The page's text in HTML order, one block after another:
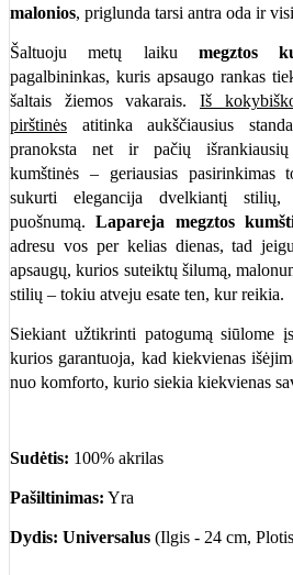
malonios, priglunda tarsi antra oda ir
Šaltuoju metų laiku megztos
pagalbininkas, kuris apsaugo rankas
šaltais žiemos vakarais. Iš
pirštinės atitinka aukščiausius
pranoksta net ir pačių išrankiausių
kumštinės – geriausias pasirinkimas
sukurti elegancija dvelkiantį
puošnumą.Lapareja megztos
adresu vos per kelias dienas, tad
apsaugų, kurios suteiktų šilumą,
stilių – tokiu atveju esate ten, kur reikia.
Siekiant užtikrinti patogumą siūlome
kurios garantuoja, kad kiekvienas
nuo komforto, kurio siekia kiekvienas
Sudėtis: 100% akrilas
Pašiltinimas: Yra
Dydis: Universalus (Ilgis - 24 cm,